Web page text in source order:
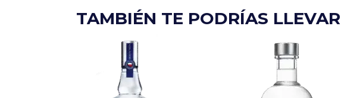
TAMBIÉN TE PODRÍAS LLEVAR